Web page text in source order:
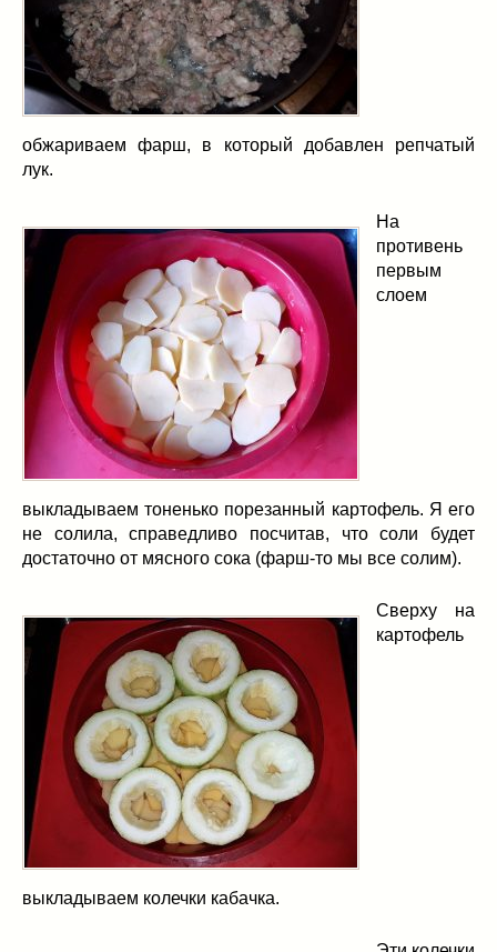
обжариваем фарш, в который добавлен репчатый
лук.
На
противень
первым
слоем
выкладываем тоненько порезанный картофель. Я его
не солила, справедливо посчитав, что соли будет
достаточно от мясного сока (фарш-то мы все солим).
Сверху на
картофель
выкладываем колечки кабачка.